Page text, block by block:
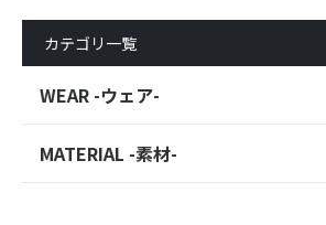
カテゴリ一覧
WEAR -ウェア-
MATERIAL -素材-